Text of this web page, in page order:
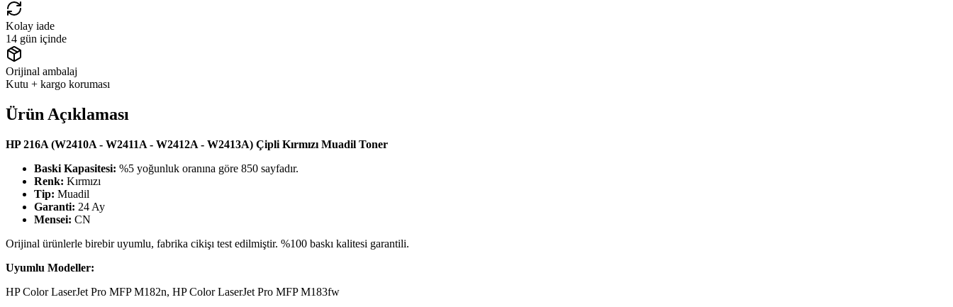
Kolay iade
14 gün içinde
Orijinal ambalaj
Kutu + kargo koruması
Ürün Açıklaması
HP 216A (W2410A - W2411A - W2412A - W2413A) Çipli Kırmızı Muadil Toner
Baski Kapasitesi: %5 yoğunluk oranına göre 850 sayfadır.
Renk: Kırmızı
Tip: Muadil
Garanti: 24 Ay
Mensei: CN
Orijinal ürünlerle birebir uyumlu, fabrika cikişı test edilmiştir. %100 baskı kalitesi garantili.
Uyumlu Modeller:
HP Color LaserJet Pro MFP M182n, HP Color LaserJet Pro MFP M183fw